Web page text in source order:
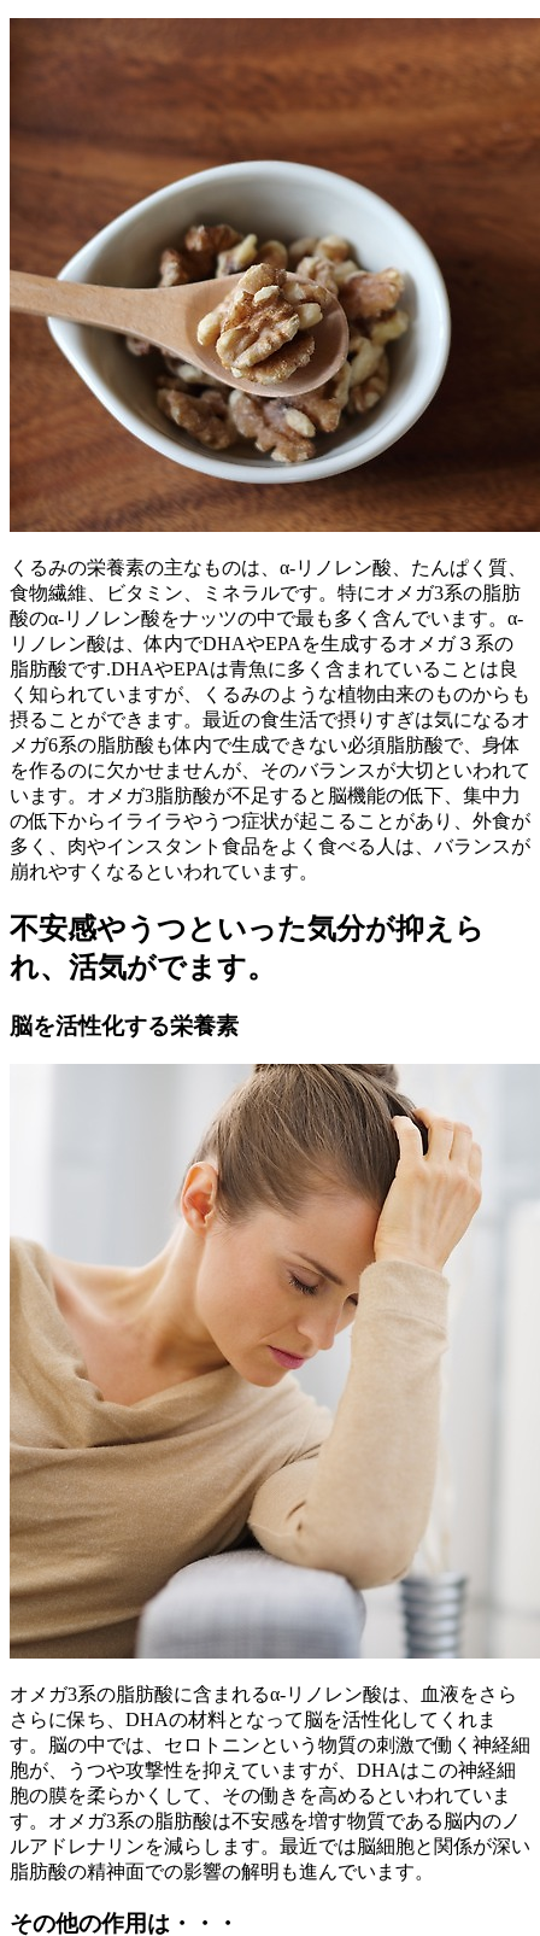
くるみの栄養素の主なものは、α-リノレン酸、たんぱく質、
食物繊維、ビタミン、ミネラルです。特にオメガ3系の脂肪
酸のα-リノレン酸をナッツの中で最も多く含んでいます。α-
リノレン酸は、体内でDHAやEPAを生成するオメガ３系の
脂肪酸です.DHAやEPAは青魚に多く含まれていることは良
く知られていますが、くるみのような植物由来のものからも
摂ることができます。最近の食生活で摂りすぎは気になるオ
メガ6系の脂肪酸も体内で生成できない必須脂肪酸で、身体
を作るのに欠かせませんが、そのバランスが大切といわれて
います。オメガ3脂肪酸が不足すると脳機能の低下、集中力
の低下からイライラやうつ症状が起こることがあり、外食が
多く、肉やインスタント食品をよく食べる人は、バランスが
崩れやすくなるといわれています。
不安感やうつといった気分が抑えら
れ、活気がでます。
脳を活性化する栄養素
オメガ3系の脂肪酸に含まれるα-リノレン酸は、血液をさら
さらに保ち、DHAの材料となって脳を活性化してくれま
す。脳の中では、セロトニンという物質の刺激で働く神経細
胞が、うつや攻撃性を抑えていますが、DHAはこの神経細
胞の膜を柔らかくして、その働きを高めるといわれていま
す。オメガ3系の脂肪酸は不安感を増す物質である脳内のノ
ルアドレナリンを減らします。最近では脳細胞と関係が深い
脂肪酸の精神面での影響の解明も進んでいます。
その他の作用は・・・